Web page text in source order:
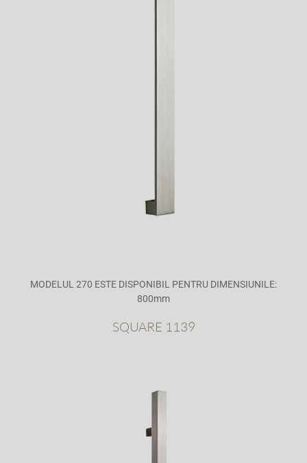
MODELUL 270 ESTE DISPONIBIL PENTRU DIMENSIUNILE:
800mm
SQUARE 1139